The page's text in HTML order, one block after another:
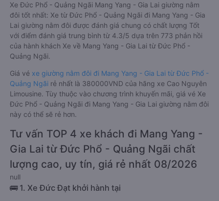
Xe Đức Phổ - Quảng Ngãi Mang Yang - Gia Lai giường nằm
đôi tốt nhất: Xe từ Đức Phổ - Quảng Ngãi đi Mang Yang - Gia
Lai giường nằm đôi được đánh giá chung có chất lượng Tốt
với điểm đánh giá trung bình từ 4.3/5 dựa trên 773 phản hồi
của hành khách Xe về Mang Yang - Gia Lai từ Đức Phổ -
Quảng Ngãi.
Giá vé xe giường nằm đôi đi Mang Yang - Gia Lai từ Đức Phổ -
Quảng Ngãi rẻ nhất là 380000VND của hãng xe Cao Nguyên
Limousine. Tùy thuộc vào chương trình khuyến mãi, giá vé Xe
Đức Phổ - Quảng Ngãi đi Mang Yang - Gia Lai giường nằm đôi
này có thể sẽ rẻ hơn.
Tư vấn TOP 4 xe khách đi Mang Yang -
Gia Lai từ Đức Phổ - Quảng Ngãi chất
lượng cao, uy tín, giá rẻ nhất 08/2026
null
🚌 1. Xe Đức Đạt khởi hành tại